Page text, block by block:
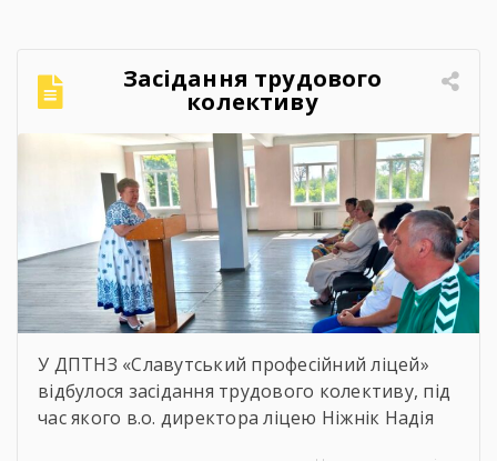
відволіктися від буденності […]
Засідання трудового
колективу
У ДПТНЗ «Славутський професійний ліцей»
відбулося засідання трудового колективу, під
час якого в.о. директора ліцею Ніжнік Надія